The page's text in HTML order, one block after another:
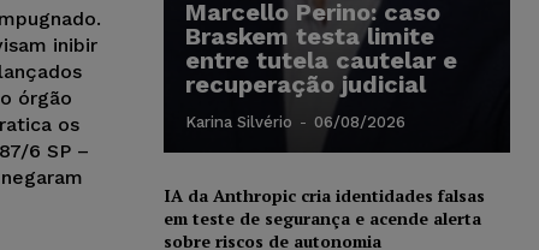
inibir
órgão
os
6 SP –
Marcello Perino: caso
Braskem testa limite
entre tutela cautelar e
recuperação judicial
Karina Silvério - 06/08/2026
IA da Anthropic cria identidades falsas
em teste de segurança e acende alerta
sobre riscos de autonomia